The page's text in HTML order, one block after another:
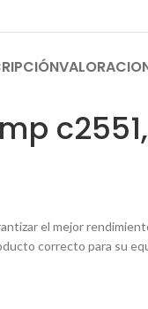
el mejor
correcto para su